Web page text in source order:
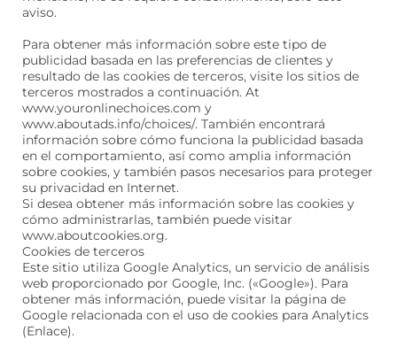
aviso.
Para obtener más información sobre este tipo de
publicidad basada en las preferencias de clientes y
resultado de las cookies de terceros, visite los sitios de
terceros mostrados a continuación. At
www.youronlinechoices.com y
www.aboutads.info/choices/. También encontrará
información sobre cómo funciona la publicidad basada
en el comportamiento, así como amplia información
sobre cookies, y también pasos necesarios para proteger
su privacidad en Internet.
Si desea obtener más información sobre las cookies y
cómo administrarlas, también puede visitar
www.aboutcookies.org.
Cookies de terceros
Este sitio utiliza Google Analytics, un servicio de análisis
web proporcionado por Google, Inc. («Google»). Para
obtener más información, puede visitar la página de
Google relacionada con el uso de cookies para Analytics
(Enlace).